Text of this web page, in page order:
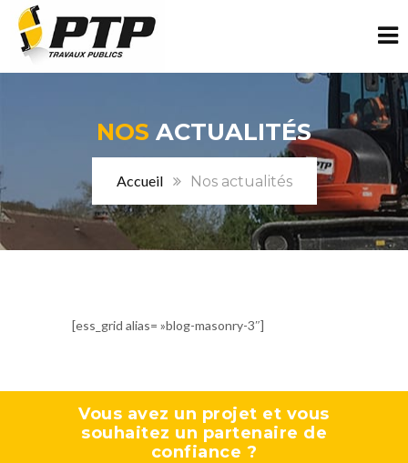
NOS ACTUALITÉS
Accueil Nos actualités
[ess_grid alias= »blog-masonry-3″]
Vous avez un projet et vous
souhaitez un partenaire de
confiance ?